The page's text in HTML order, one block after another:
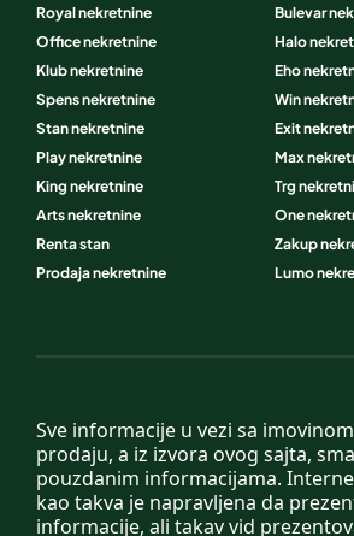
Sve informacije u vezi sa
prodaju, a iz izvora ovog sajta,
pouzdanim informacijama.
kao takva je napravljena da
informacije, ali takav vid
Royal nekretnine
Bulevar
Office nekretnine
Halo
Klub nekretnine
Eho
Spens nekretnine
Win
Stan nekretnine
Exit
Play nekretnine
Max
King nekretnine
Trg
Arts nekretnine
One
Renta stan
Zakup
Prodaja nekretnine
Lumo